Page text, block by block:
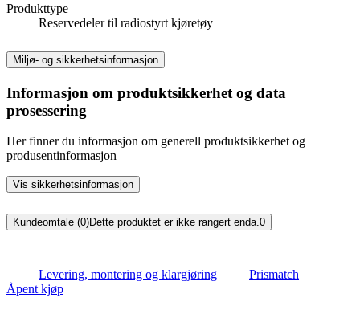
Produkttype
Reservedeler til radiostyrt kjøretøy
Miljø- og sikkerhetsinformasjon
Informasjon om produktsikkerhet og data
prosessering
Her finner du informasjon om generell produktsikkerhet og
produsentinformasjon
Vis sikkerhetsinformasjon
Kundeomtale (0)Dette produktet er ikke rangert enda.0
Levering, montering og klargjøring
Prismatch
Åpent kjøp